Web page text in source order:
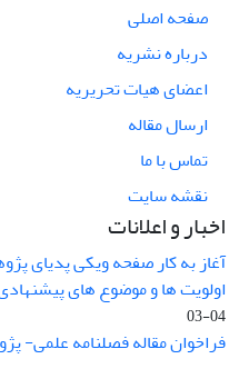
صفحه اصلی
درباره نشریه
اعضای هیات تحریریه
ارسال مقاله
تماس با ما
نقشه سایت
اخبار و اعلانات
آغاز به کار صفحه ویکی پدیای
اولویت ها و موضوع های
04-03
فراخوان مقاله فصلنامه علمی-